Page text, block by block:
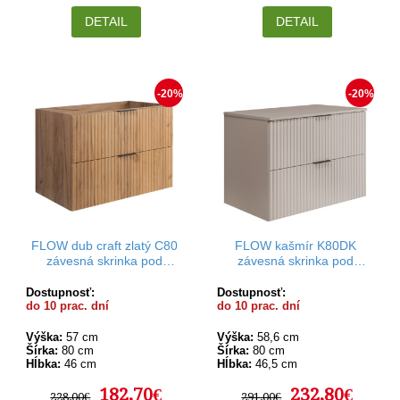
DETAIL DETAIL
-20%
FLOW dub craft zlatý C80
závesná skrinka pod
Dostupnosť:
do 10 prac. dní
Výška: 57 cm
Šírka: 80 cm
Hĺbka: 46 cm
228,00€ 182,70€
-20%
FLOW kašmír K80DK
závesná skrinka pod
Dostupnosť:
do 10 prac. dní
Výška: 58,6 cm
Šírka: 80 cm
Hĺbka: 46,5 cm
291,00€ 232,80€